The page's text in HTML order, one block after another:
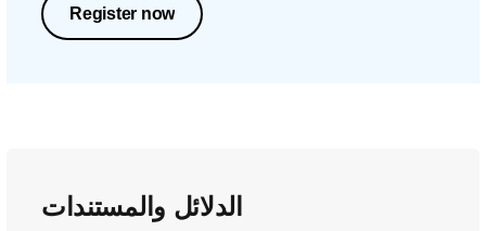
Register now
الدلائل والمستندات